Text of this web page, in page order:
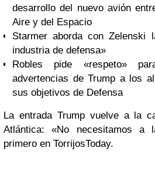
desarrollo del nuevo avión
Aire y del Espacio
Starmer aborda con Zelenski
industria de defensa»
Robles pide «respeto»
advertencias de Trump a los
sus objetivos de Defensa
La entrada Trump vuelve a la
Atlántica: «No necesitamos a
primero en TorrijosToday.